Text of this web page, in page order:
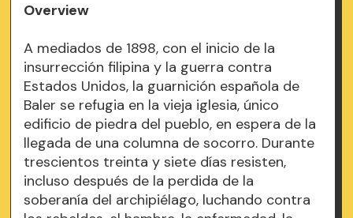
Overview
A mediados de 1898, con el inicio de la
insurrección filipina y la guerra contra
Estados Unidos, la guarnición española de
Baler se refugia en la vieja iglesia, único
edificio de piedra del pueblo, en espera de la
llegada de una columna de socorro. Durante
trescientos treinta y siete días resisten,
incluso después de la perdida de la
soberanía del archipiélago, luchando contra